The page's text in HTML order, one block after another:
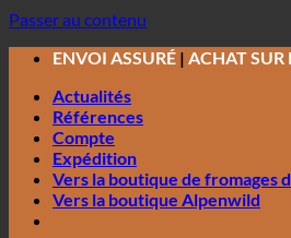
Passer au contenu
ENVOI ASSURÉ | ACHAT SUR
Actualités
Références
Compte
Expédition
Vers la boutique de fromages
Vers la boutique Alpenwild